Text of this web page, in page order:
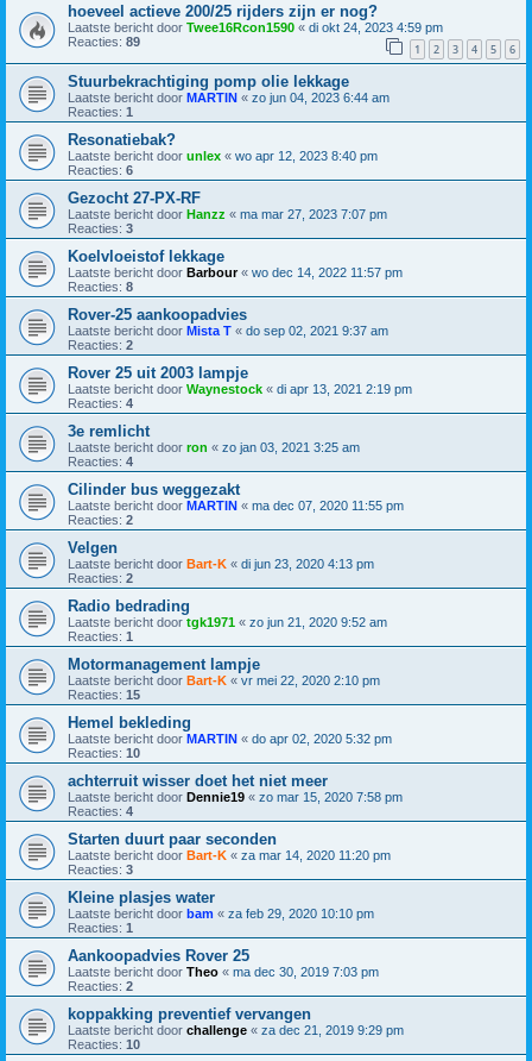
hoeveel actieve 200/25 rijders zijn er nog?
Laatste bericht door Twee16Rcon1590 « di okt 24, 2023 4:59 pm
Reacties: 89 1 2 3 4 5 6
Stuurbekrachtiging pomp olie lekkage
Laatste bericht door MARTIN « zo jun 04, 2023 6:44 am
Reacties: 1
Resonatiebak?
Laatste bericht door unlex « wo apr 12, 2023 8:40 pm
Reacties: 6
Gezocht 27-PX-RF
Laatste bericht door Hanzz « ma mar 27, 2023 7:07 pm
Reacties: 3
Koelvloeistof lekkage
Laatste bericht door Barbour« wo dec 14, 2022 11:57 pm
Reacties: 8
Rover-25 aankoopadvies
Laatste bericht door Mista T « do sep 02, 2021 9:37 am
Reacties: 2
Rover 25 uit 2003 lampje
Laatste bericht door Waynestock « di apr 13, 2021 2:19 pm
Reacties: 4
3e remlicht
Laatste bericht door ron « zo jan 03, 2021 3:25 am
Reacties: 4
Cilinder bus weggezakt
Laatste bericht door MARTIN « ma dec 07, 2020 11:55 pm
Reacties: 2
Velgen
Laatste bericht door Bart-K « di jun 23, 2020 4:13 pm
Reacties: 2
Radio bedrading
Laatste bericht door tgk1971 « zo jun 21, 2020 9:52 am
Reacties: 1
Motormanagement lampje
Laatste bericht door Bart-K « vr mei 22, 2020 2:10 pm
Reacties: 15
Hemel bekleding
Laatste bericht door MARTIN « do apr 02, 2020 5:32 pm
Reacties: 10
achterruit wisser doet het niet meer
Laatste bericht door Dennie19 « zo mar 15, 2020 7:58 pm
Reacties: 4
Starten duurt paar seconden
Laatste bericht door Bart-K « za mar 14, 2020 11:20 pm
Reacties: 3
Kleine plasjes water
Laatste bericht door bam « za feb 29, 2020 10:10 pm
Reacties: 1
Aankoopadvies Rover 25
Laatste bericht door Theo « ma dec 30, 2019 7:03 pm
Reacties: 2
koppakking preventief vervangen
Laatste bericht door challenge « za dec 21, 2019 9:29 pm
Reacties: 10